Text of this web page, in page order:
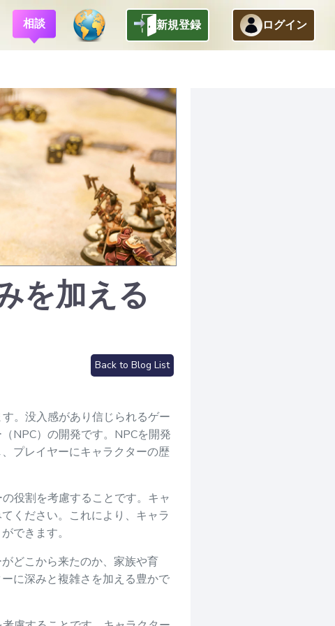
相談 新規登録 ログイン
を加える
Back to Blog List
。没入感があり信じられるゲー
NPC）の開発です。NPCを開発
プレイヤーにキャラクターの歴
役割を考慮することです。キャ
ください。これにより、キャラ
できます。
どこから来たのか、家族や育
に深みと複雑さを加える豊かで